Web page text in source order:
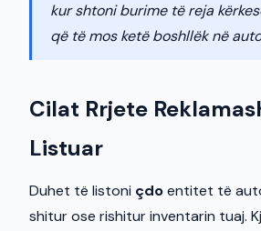
kur shtoni burime të reja
që të mos ketë boshllëk në
Cilat Rrjete
Listuar
Duhet të listoni çdoentitet të
shitur ose rishitur inventarin tuaj.